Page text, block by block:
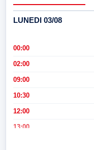
LUNEDI 03/08
00:00
02:00
09:00
10:30
12:00
13:00